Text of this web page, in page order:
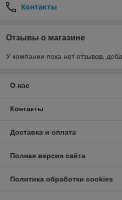
Контакты
Отзывы о магазине
У компании пока нет отзывов,
О нас
Контакты
Доставка и оплата
Полная версия сайта
Политика обработки cookies